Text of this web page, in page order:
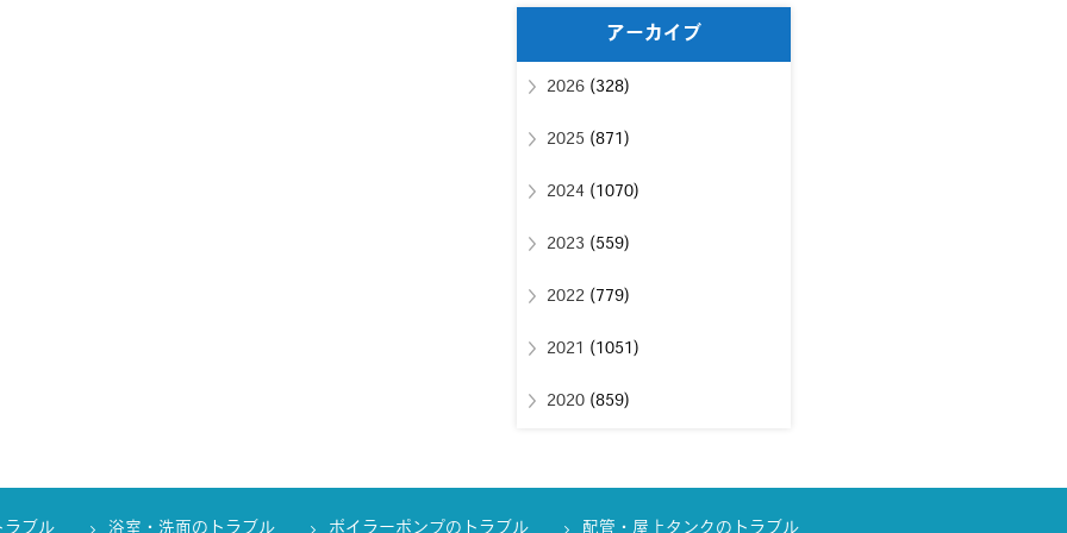
アーカイブ
2026(328)
2025 (871)
2024(1070)
2023 (559)
2022(779)
2021 (1051)
2020(859)
ラブル 浴室・洗面のトラブル ボイラーポンプのトラブル 配管・屋上タンクのトラブル